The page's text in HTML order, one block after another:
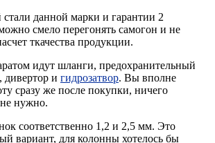
данной марки и гарантии 2
смело перегонять самогон и не
ткачества продукции.
идут шланги, предохранительный
дивертор и гидрозатвор. Вы вполне
сразу же после покупки, ничего
нужно.
соответственно 1,2 и 2,5 мм. Это
вариант, для колонны хотелось бы